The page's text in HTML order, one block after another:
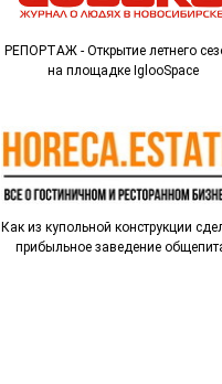
РЕПОРТАЖ - Открытие летнего
на площадке IglooSpace
Как из купольной конструкции
прибыльное заведение